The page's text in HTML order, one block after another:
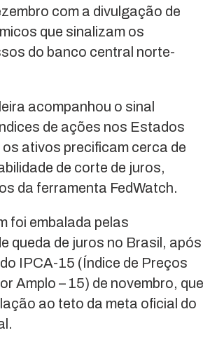
com a divulgação de
que sinalizam os
do banco central norte-
acompanhou o sinal
de ações nos Estados
os ativos precificam cerca de
de corte de juros,
da ferramenta FedWatch.
foi embalada pelas
queda de juros no Brasil, após
IPCA-15 (Índice de Preços
Amplo – 15) de novembro, que
ao teto da meta oficial do